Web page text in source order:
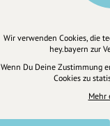
Wir verwenden Cookies, die
hey.bayern zur
Wenn Du Deine Zustimmung
Cookies zu
Mehr